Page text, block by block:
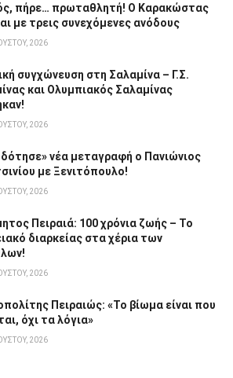
πήρε… πρωταθλητή! Ο Καρακώστας
με τρεις συνεχόμενες ανόδους
2026
συγχώνευση στη Σαλαμίνα – Γ.Σ.
και Ολυμπιακός Σαλαμίνας
2026
νέα μεταγραφή ο Πανιώνιος
με Ξενιτόπουλο!
2026
Πειραιά: 100 χρόνια ζωής – Το
διαρκείας στα χέρια των
2026
Πειραιώς: «Το βίωμα είναι που
όχι τα λόγια»
2026